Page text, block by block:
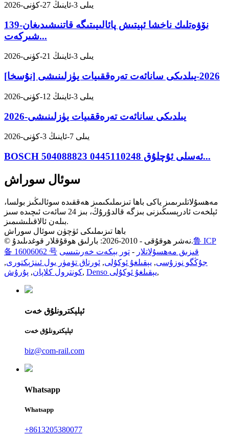
2026-يىلى 3-ئاينىڭ 27-كۈنى
139-نۆۋەتلىك ناخشا ئېيتىش پائالىيىتىگە قاتنىشىدىغان
شىركەت...
2026-يىلى 3-ئاينىڭ 21-كۈنى
[نۇسخا] 2026-يىلدىكى سانائەت تەرەققىيات يۈزلىنىشى
2026-يىلى 3-ئاينىڭ 12-كۈنى
2026-يىلدىكى سانائەت تەرەققىيات يۈزلىنىشى
2026-يىلى 7-ئاينىڭ 3-كۈنى
BOSCH ئەسلى ئۇچلۇق 0445110248 504088823...
سوئال سوراش
مەھسۇلاتلىرىمىز ياكى باھا تىزىملىكىمىز ھەققىدە سوئالىڭىز بولسا،
ئېلخەت ئادرېسىڭىزنى بىزگە قالدۇرۇڭ، بىز 24 سائەت ئىچىدە سىز
بىلەن ئالاقىلىشىمىز.
باھا تىزىملىكى ئۈچۈن سوئال سوراش
© نەشر ھوقۇقى - 2010-2026: بارلىق ھوقۇقلار قوغدىلىدۇ.鲁 ICP
备 16006062 号
قىزىق مەھسۇلاتلار - تور بېكەت خەرىتىسى
جۇڭگو نوزۇسى, يېقىلغۇ ئوكۇلى, ئورتاق تۆمۈر يول ئىنژېكتورى,
كونترول كلاپان, پۇرۇش , Denso يېقىلغۇ ئوكۇلى,
ئېلېكترونلۇق خەت
ئېلېكترونلۇق خەت
biz@com-rail.com
Whatsapp
Whatsapp
+8613205380077